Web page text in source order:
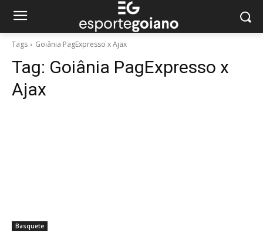
Tags Goiânia PagExpresso x Ajax
Tag: Goiânia PagExpresso x
Ajax
Basquete